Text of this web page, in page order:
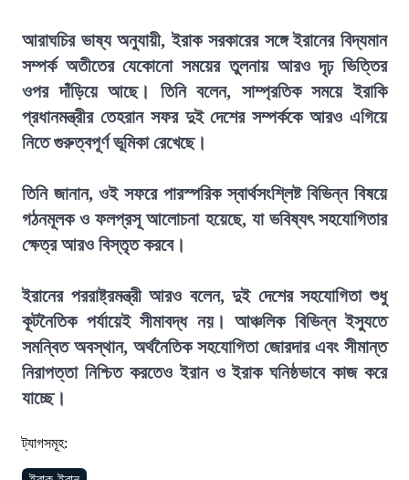
আরাঘচির ভাষ্য অনুযায়ী, ইরাক সরকারের সঙ্গে ইরানের বিদ্যমান
সম্পর্ক অতীতের যেকোনো সময়ের তুলনায় আরও দৃঢ় ভিত্তির
ওপর দাঁড়িয়ে আছে। তিনি বলেন, সাম্প্রতিক সময়ে ইরাকি
প্রধানমন্ত্রীর তেহরান সফর দুই দেশের সম্পর্ককে আরও এগিয়ে
নিতে গুরুত্বপূর্ণ ভূমিকা রেখেছে।
তিনি জানান, ওই সফরে পারস্পরিক স্বার্থসংশ্লিষ্ট বিভিন্ন বিষয়ে
গঠনমূলক ও ফলপ্রসূ আলোচনা হয়েছে, যা ভবিষ্যৎ সহযোগিতার
ক্ষেত্র আরও বিস্তৃত করবে।
ইরানের পররাষ্ট্রমন্ত্রী আরও বলেন, দুই দেশের সহযোগিতা শুধু
কূটনৈতিক পর্যায়েই সীমাবদ্ধ নয়। আঞ্চলিক বিভিন্ন ইস্যুতে
সমন্বিত অবস্থান, অর্থনৈতিক সহযোগিতা জোরদার এবং সীমান্ত
নিরাপত্তা নিশ্চিত করতেও ইরান ও ইরাক ঘনিষ্ঠভাবে কাজ করে
যাচ্ছে।
ট্যাগসমূহ: